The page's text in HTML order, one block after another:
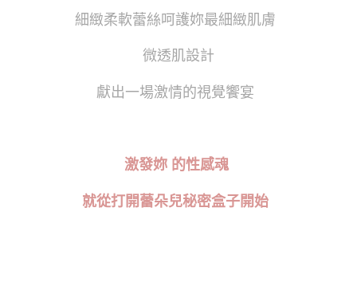
細緻柔軟蕾絲呵護妳最細緻肌膚
微透肌設計
獻出一場激情的視覺饗宴
激發妳 的性感魂
就從打開蕾朵兒秘密盒子開始